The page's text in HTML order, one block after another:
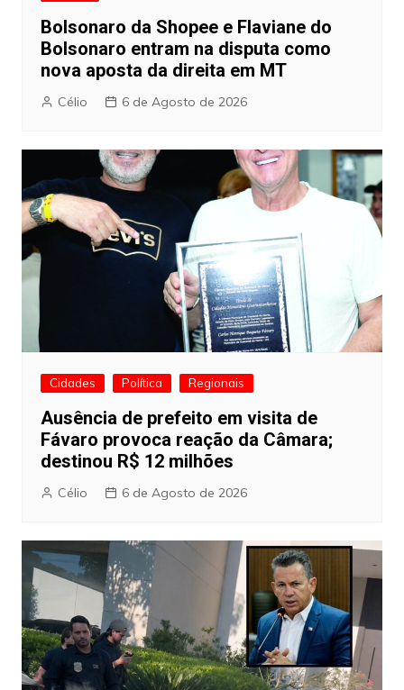
Bolsonaro da Shopee e Flaviane do
Bolsonaro entram na disputa como
nova aposta da direita em MT
Célio 6 de Agosto de 2026
Cidades Política Regionais
Ausência de prefeito em visita de
Fávaro provoca reação da Câmara;
destinou R$ 12 milhões
Célio 6 de Agosto de 2026